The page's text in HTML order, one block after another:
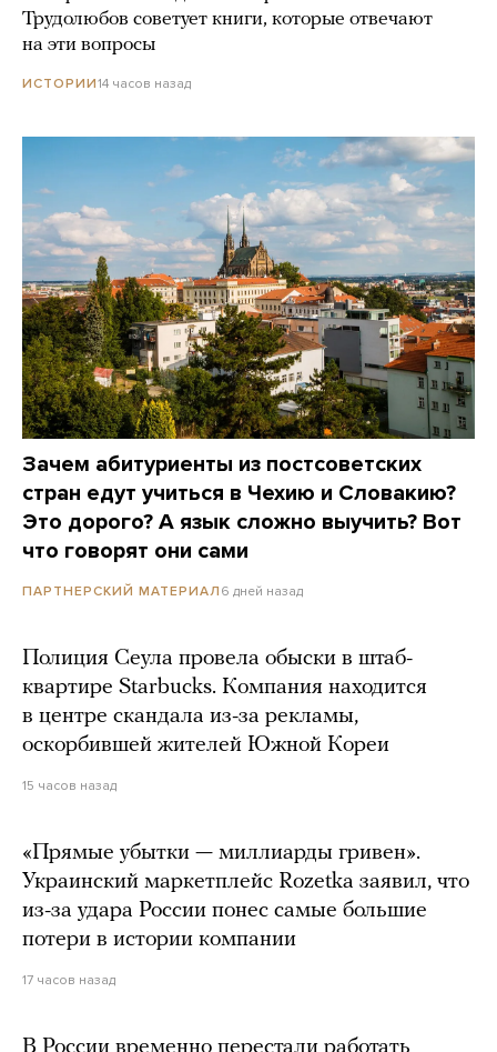
Трудолюбов советует книги, которые отвечают
на эти вопросы
ИСТОРИИ14 часов назад
Зачем абитуриенты из постсоветских
стран едут учиться в Чехию и Словакию?
Это дорого? А язык сложно выучить? Вот
что говорят они сами
ПАРТНЕРСКИЙ МАТЕРИАЛ 6 дней назад
Полиция Сеула провела обыски в штаб-
квартире Starbucks. Компания находится
в центре скандала из-за рекламы,
оскорбившей жителей Южной Кореи
15 часов назад
«Прямые убытки — миллиарды гривен».
Украинский маркетплейс Rozetka заявил, что
из-за удара России понес самые большие
потери в истории компании
17 часов назад
В России временно перестали работать